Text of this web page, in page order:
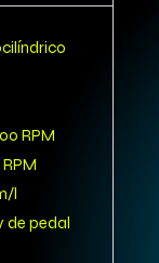
RPM
l
de pedal